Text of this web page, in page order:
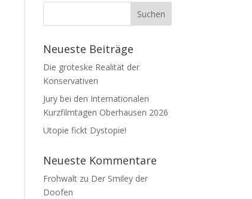
Neueste Beiträge
Die groteske Realität der
Konservativen
Jury bei den Internationalen
Kurzfilmtagen Oberhausen 2026
Utopie fickt Dystopie!
Neueste Kommentare
Frohwaltzu Der Smiley der
Doofen